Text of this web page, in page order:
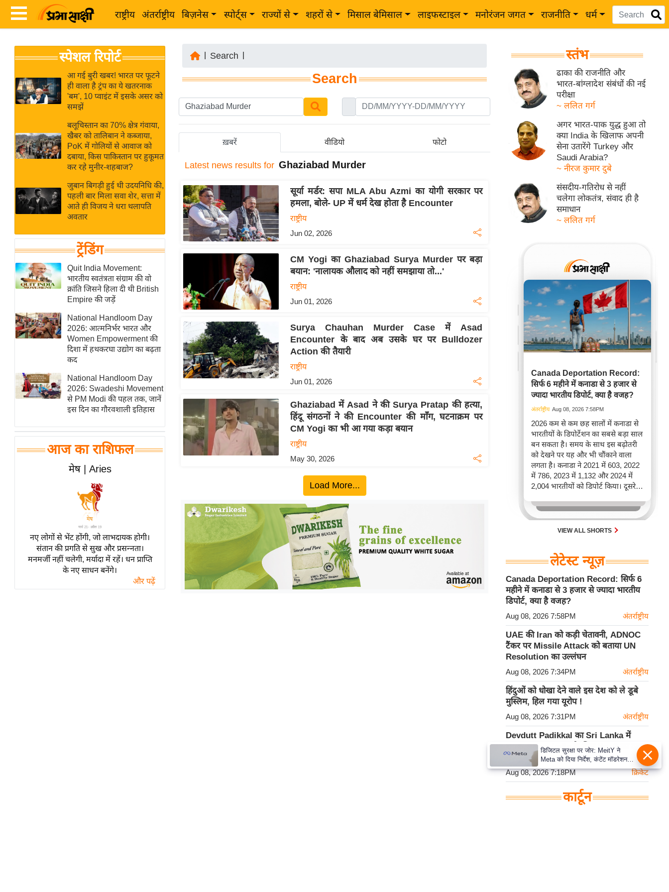
राष्ट्रीय अंतर्राष्ट्रीय बिज़नेस स्पोर्ट्स राज्यों से शहरों से मिसाल बेमिसाल लाइफस्टाइल मनोरंजन जगत राजनीति धर्म
News
Hindi
Live
News in
Hindi
News
Hindi
Videos
ख
ब
र
अंतर्राष्ट्रीय
बिज़नेस
विशेषज्ञ
राय
खेल
क्रिकेट
IPL
2026
ई-पेपर
मिसाल बेमिसाल
शख्सियत
यंग इंडिया
साहित्य जगत
ऑटो वर्ल्ड
न्यूज ब्रीफ
बॉलीवुड
हॉलीवुड
फिल्म समीक्षा
लाइफस्टाइल
टेक्नॉलॉजी
ब्यूटी/फैशन
घरेलू नुस्खे
पर्यटन स्थल
फिटनेस मंत्रा
स्पेशल रिपोर्ट
आ गई बुरी खबर! भारत पर फूटने
ही वाला है ट्रंप का ये खतरनाक
'बम', 10 प्वाइंट में इसके असर को
समझें
बलूचिस्तान का 70% क्षेत्र गंवाया,
खैबर को तालिबान ने कब्जाया,
PoK में गोलियों से आवाज को
दबाया, किस पाकिस्तान पर हुकूमत
कर रहे मुनीर-शहबाज?
जुबान बिगड़ी हुई थी उदयनिधि की,
पहली बार मिला सवा शेर, सत्ता में
आते ही विजय ने धरा थलापति
अवतार
ट्रेंडिंग
Quit India Movement:
भारतीय स्वतंत्रता संग्राम की वो
क्रांति जिसने हिला दी थी British
Empire की जड़ें
National Handloom Day
2026: आत्मनिर्भर भारत और
Women Empowerment की
दिशा में हथकरघा उद्योग का बढ़ता
कद
National Handloom Day
2026: Swadeshi Movement
से PM Modi की पहल तक, जानें
इस दिन का गौरवशाली इतिहास
आज का राशिफल
मेष | Aries
नए लोगों से भेंट होंगी, जो लाभदायक होगी।
संतान की प्रगति से सुख और प्रसन्नता।
मनमर्जी नहीं चलेगी, मर्यादा में रहें। धन प्राप्ति
के नए साधन बनेंगे।
और पढ़ें
Search
Search
ख़बरें वीडियो फोटो
Latest news results for Ghaziabad Murder
सूर्या मर्डर: सपा MLA Abu Azmi का योगी सरकार पर
हमला, बोले- UP में धर्म देख होता है Encounter
राष्ट्रीय
Jun 02, 2026
CM Yogi का Ghaziabad Surya Murder पर बड़ा
बयान: 'नालायक औलाद को नहीं समझाया तो...'
राष्ट्रीय
Jun 01, 2026
Surya Chauhan Murder Case में Asad
Encounter के बाद अब उसके घर पर Bulldozer
Action की तैयारी
राष्ट्रीय
Jun 01, 2026
Ghaziabad में Asad ने की Surya Pratap की हत्या,
हिंदू संगठनों ने की Encounter की माँग, घटनाक्रम पर
CM Yogi का भी आ गया कड़ा बयान
राष्ट्रीय
May 30, 2026
Load More...
स्तंभ
ढाका की राजनीति और
भारत-बांग्लादेश संबंधों की नई
परीक्षा
~ ललित गर्ग
अगर भारत-पाक युद्ध हुआ तो
क्या India के खिलाफ अपनी
सेना उतारेंगे Turkey और
Saudi Arabia?
~ नीरज कुमार दुबे
संसदीय-गतिरोध से नहीं
चलेगा लोकतंत्र, संवाद ही है
समाधान
~ ललित गर्ग
Canada Deportation Record:
सिर्फ 6 महीने में कनाडा से 3 हजार से
ज्यादा भारतीय डिपोर्ट, क्या है वजह?
अंतर्राष्ट्रीय Aug 08, 2026 7:58PM
2026 कम से कम छह सालों में कनाडा से
भारतीयों के डिपोर्टेशन का सबसे बड़ा साल
बन सकता है। समय के साथ इस बढ़ोतरी
को देखने पर यह और भी चौंकाने वाला
लगता है। कनाडा ने 2021 में 603, 2022
में 786, 2023 में 1,132 और 2024 में
2,004 भारतीयों को डिपोर्ट किया। दूसरे
पूरे साल की तुलना में 2026 की पहली
छमाही में ज़्यादा भारतीयों को वापस भेजा
VIEW ALL SHORTS
लेटेस्ट न्यूज़
Canada Deportation Record: सिर्फ 6
महीने में कनाडा से 3 हजार से ज्यादा भारतीय
डिपोर्ट, क्या है वजह?
Aug 08, 2026 7:58PM अंतर्राष्ट्रीय
UAE की Iran को कड़ी चेतावनी, ADNOC
टैंकर पर Missile Attack को बताया UN
Resolution का उल्लंघन
Aug 08, 2026 7:34PM अंतर्राष्ट्रीय
हिंदुओं को धोखा देने वाले इस देश को ले डूबे
मुस्लिम, हिल गया यूरोप !
Aug 08, 2026 7:31PM अंतर्राष्ट्रीय
Devdutt Padikkal का Sri Lanka में
शतक, Team India के लिए No. 3 का दावा
मजबूत
Aug 08, 2026 7:18PM क्रिकेट
कार्टून
डिजिटल सुरक्षा पर जोर: MeitY ने
Meta को दिया निर्देश, कंटेंट मॉडरेशन
मजबूत करे